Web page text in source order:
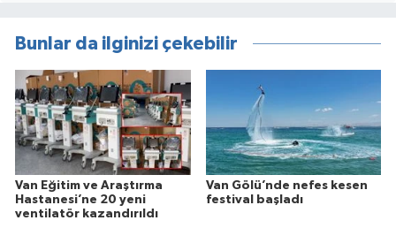
Bunlar da ilginizi çekebilir
Van Eğitim ve Araştırma
Hastanesi’ne 20 yeni
ventilatör kazandırıldı
Van Gölü’nde nefes kesen
festival başladı